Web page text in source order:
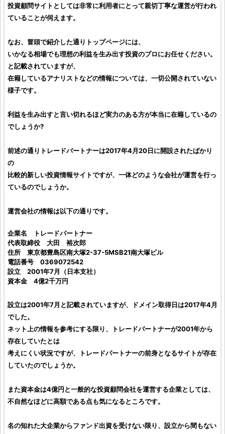
投資顧問サイト としては非常に利用者にとって親切丁寧な運営が行われ
ていることが伺えます。
なお、冒頭で紹介した通りトップページには、
いかなる相場でも理想の利益を生み出す投資のプロにお任せください。
と記載されていますが、
在籍しているアナリストなどの情報については、一切公開されていない
様子です。
利益を生み出すと言い切れるほど実力のある方が本当に在籍しているの
でしょうか?
前述の通り トレードパートナーは2017年4月20日に開設されたばかり
の
比較的新しい投資情報サイトですが、一体どのような会社が運営を行っ
ているのでしょうか。
運営会社の情報は以下の通りです。
企業名
トレードパートナー
代表取締役 大田 裕次郎
住所 東京都豊島区南大塚2-37-5MSB21南大塚ビル
電話番号 0369072542
設立 2001年7月（日本支社）
資本金 4億2千万円
設立は2001年7月と記載されていますが、ドメイン取得日は2017年4月
でした。
ネット上の情報を参考にする限り、
トレードパートナーが2001年から
存在していたとは
考えにくい状況ですが、
トレードパートナーの前身となるサイトが存在
していたのでしょうか。
また資本金は4億円と一般的な投資顧問会社を運営する企業としては、
不自然なほどに高額である点も気になるところです。
名の知れた大企業からファンド出資を受けない限り、設立から間もない